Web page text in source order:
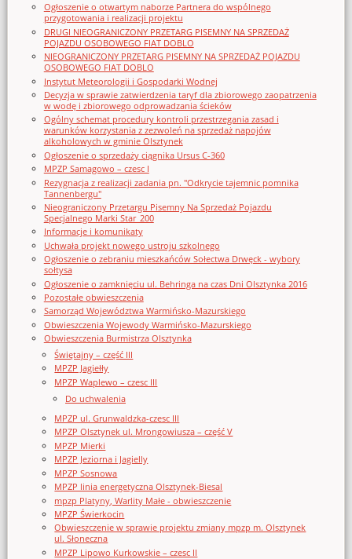
Ogłoszenie o otwartym naborze Partnera do wspólnego
przygotowania i realizacji projektu
DRUGI NIEOGRANICZONY PRZETARG PISEMNY NA SPRZEDAŻ
POJAZDU OSOBOWEGO FIAT DOBLO
NIEOGRANICZONY PRZETARG PISEMNY NA SPRZEDAŻ POJAZDU
OSOBOWEGO FIAT DOBLO
Instytut Meteorologii i Gospodarki Wodnej
Decyzja w sprawie zatwierdzenia taryf dla zbiorowego zaopatrzenia
w wodę i zbiorowego odprowadzania ścieków
Ogólny schemat procedury kontroli przestrzegania zasad i
warunków korzystania z zezwoleń na sprzedaż napojów
alkoholowych w gminie Olsztynek
Ogłoszenie o sprzedaży ciągnika Ursus C-360
MPZP Samagowo – czesc I
Rezygnacja z realizacji zadania pn. "Odkrycie tajemnic pomnika
Tannenbergu"
Nieograniczony Przetargu Pisemny Na Sprzedaż Pojazdu
Specjalnego Marki Star_200
Informacje i komunikaty
Uchwała projekt nowego ustroju szkolnego
Ogłoszenie o zebraniu mieszkańców Sołectwa Drwęck - wybory
sołtysa
Ogłoszenie o zamknięciu ul. Behringa na czas Dni Olsztynka 2016
Pozostałe obwieszczenia
Samorząd Województwa Warmińsko-Mazurskiego
Obwieszczenia Wojewody Warmińsko-Mazurskiego
Obwieszczenia Burmistrza Olsztynka
Świętajny – część III
MPZP Jagiełły
MPZP Waplewo – czesc III
Do uchwalenia
MPZP ul. Grunwaldzka-czesc III
MPZP Olsztynek ul. Mrongowiusza – część V
MPZP Mierki
MPZP Jeziorna i Jagielly
MPZP Sosnowa
MPZP linia energetyczna Olsztynek-Biesal
mpzp Platyny, Warlity Małe - obwieszczenie
MPZP Świerkocin
Obwieszczenie w sprawie projektu zmiany mpzp m. Olsztynek
ul. Słoneczna
MPZP Lipowo Kurkowskie – czesc II